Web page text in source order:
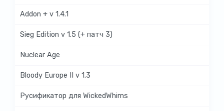
Addon + v 1.4.1
Sieg Edition v 1.5 (+ патч 3)
Nuclear Age
Bloody Europe II v 1.3
Русификатор для WickedWhims